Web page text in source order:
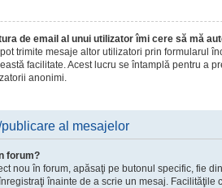
de email al unui utilizator îmi cere să mă
trimite mesaje altor utilizatori prin formularul
facilitate. Acest lucru se întamplă pentru a
anonimi.
al mesajelor
forum?
nou în forum, apăsaţi pe butonul specific, fie
înainte de a scrie un mesaj. Facilităţile